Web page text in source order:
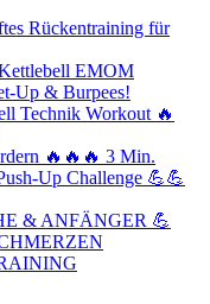
Rückentraining für
EMOM
Up & Burpees!
Technik Workout 🔥
🔥🔥🔥 3 Min.
Up Challenge 💪💪
& ANFÄNGER 💪